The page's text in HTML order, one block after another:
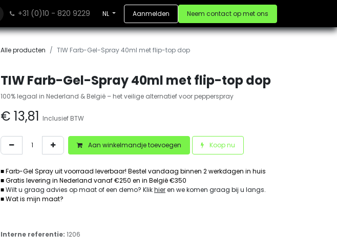
+31 (0)10 - 820 9229 NL Aanmelden Neem contact op met ons
Alle producten TIW Farb-Gel-Spray 40ml met flip-top dop
TIW Farb-Gel-Spray 40ml met flip-top dop
100% legaal in Nederland & België – het veilige alternatief voor pepperspray
€ 13,81 Inclusief BTW
Aan winkelmandje toevoegen Koop nu
■ Farb-Gel Spray uit voorraad leverbaar! Bestel vandaag binnen 2 werkdagen in huis
■ Gratis levering in Nederland vanaf €250 en in België €350
■Wilt u graag advies op maat of een demo? Klikhieren we komen graag bij u langs.
■ Wat is mijn maat?
Interne referentie: 1206